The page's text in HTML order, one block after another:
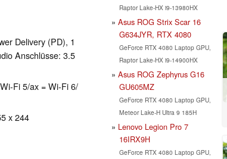
Delivery (PD), 1
Anschlüsse: 3.5
Fi 5/ax = Wi-Fi 6/
x 244
Raptor Lake-HX i9-13980HX
Asus ROG Strix Scar 16
G634JYR, RTX 4080
GeForce RTX 4080 Laptop GPU,
Raptor Lake-HX i9-14900HX
Asus ROG Zephyrus G16
GU605MZ
GeForce RTX 4080 Laptop GPU,
Meteor Lake-H Ultra 9 185H
Lenovo Legion Pro 7
16IRX9H
GeForce RTX 4080 Laptop GPU,